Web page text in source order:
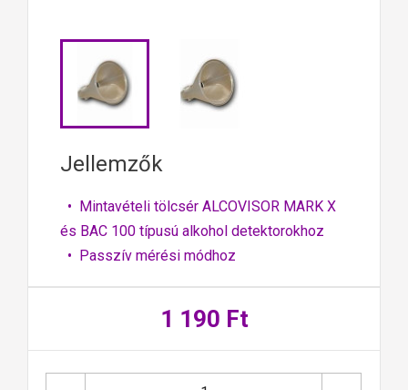
Jellemzők
• Mintavételi tölcsér ALCOVISOR MARK X
és BAC 100 típusú alkohol detektorokhoz
• Passzív mérési módhoz
1 190 Ft